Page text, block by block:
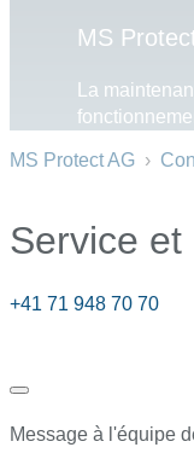
MS
La
MS Protect AG ›
Service
+41 71 948 70 70
Message à l'équipe